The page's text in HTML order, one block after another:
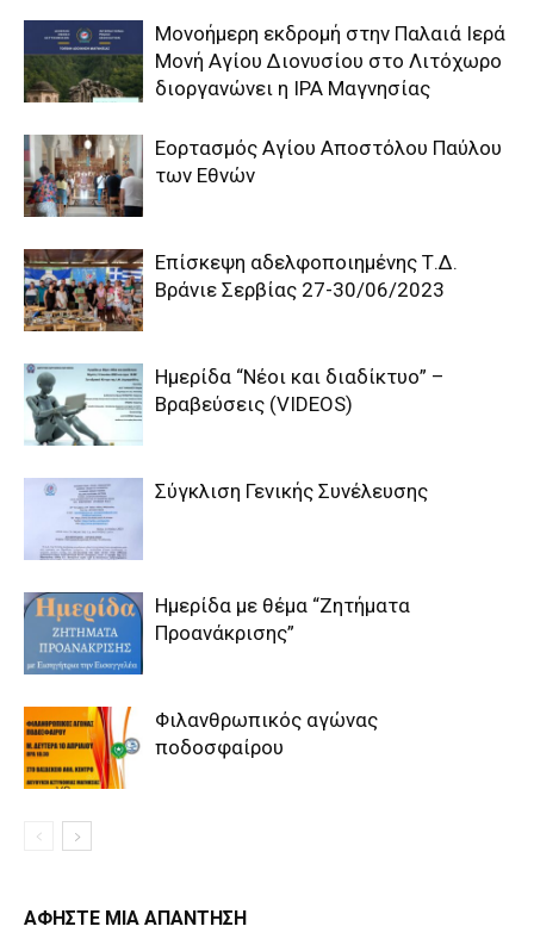
Μονοήμερη εκδρομή στην Παλαιά Ιερά
Μονή Αγίου Διονυσίου στο Λιτόχωρο
διοργανώνει η IPA Μαγνησίας
Εορτασμός Αγίου Αποστόλου Παύλου
των Εθνών
Επίσκεψη αδελφοποιημένης Τ.Δ.
Βράνιε Σερβίας 27-30/06/2023
Ημερίδα “Νέοι και διαδίκτυο” –
Βραβεύσεις (VIDEOS)
Σύγκλιση Γενικής Συνέλευσης
Ημερίδα με θέμα “Ζητήματα
Προανάκρισης”
Φιλανθρωπικός αγώνας
ποδοσφαίρου
ΑΦΗΣΤΕ ΜΙΑ ΑΠΑΝΤΗΣΗ